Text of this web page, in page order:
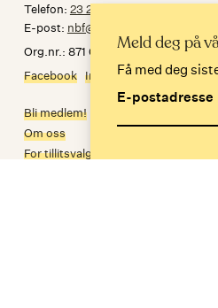
Telefon: 23 24 34 30
E-post:
Org.nr.: 871 032 092
Facebook Instagram
Bli medlem!
Om oss
For tillitsvalgte
Meld deg på
Få med deg
E-postadresse